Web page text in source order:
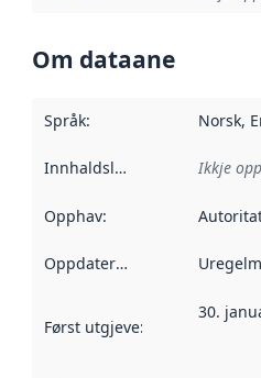
Om dataane
Språk: Norsk,
Innhaldsleverandørar :
Ikkje
Opphav:
Oppdateringsfrekvens :
Først utgjeve: Denne
30.